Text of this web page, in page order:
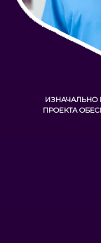
ИЗНАЧАЛЬНО
ПРОЕКТА